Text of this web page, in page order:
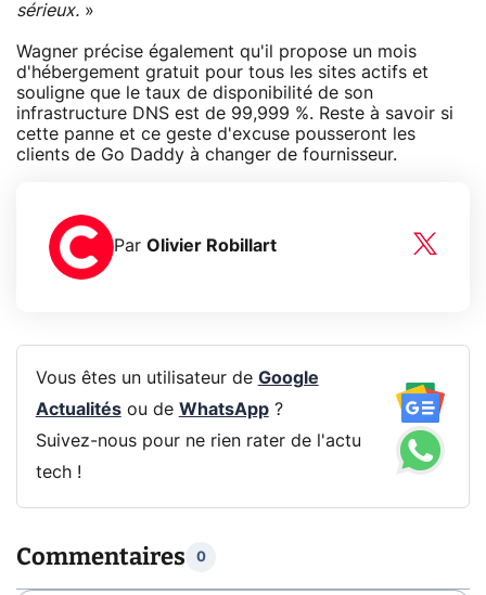
sérieux. »
Wagner précise également qu'il propose un mois
d'hébergement gratuit pour tous les sites actifs et
souligne que le taux de disponibilité de son
infrastructure DNS est de 99,999 %. Reste à savoir si
cette panne et ce geste d'excuse pousseront les
clients de Go Daddy à changer de fournisseur.
Par Olivier Robillart
Vous êtes un utilisateur de Google
Actualitésou de WhatsApp?
Suivez-nous pour ne rien rater de l'actu
tech !
Commentaires 0